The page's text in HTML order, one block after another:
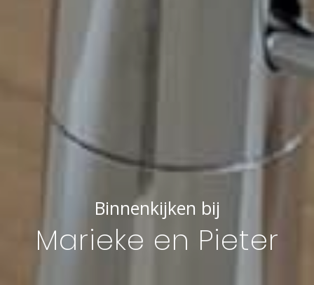
Binnenkijken bij
Marieke en Pieter